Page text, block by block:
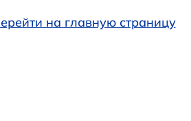
на главную страницу